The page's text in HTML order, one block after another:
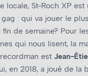
locale, St-Roch XP
: qui va jouer le
de semaine? Pour
qui nous lisent, la
est Jean-
en 2018, a joué de la